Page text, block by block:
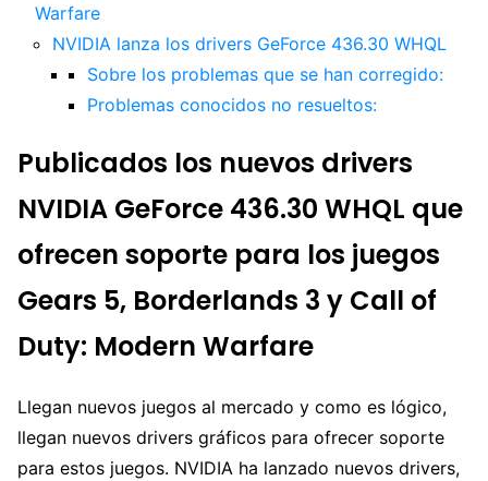
Warfare
NVIDIA lanza los drivers GeForce 436.30 WHQL
Sobre los problemas que se han corregido:
Problemas conocidos no resueltos:
Publicados los nuevos drivers
NVIDIA GeForce 436.30 WHQL que
ofrecen soporte para los juegos
Gears 5, Borderlands 3 y Call of
Duty: Modern Warfare
Llegan nuevos juegos al mercado y como es lógico,
llegan nuevos drivers gráficos para ofrecer soporte
para estos juegos. NVIDIA ha lanzado nuevos drivers,